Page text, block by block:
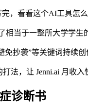
，看看这个AI工具怎
相当于一整所大学学生
免抄袭”等关键词持
法，让 Jenni.ai 月收
诊断书